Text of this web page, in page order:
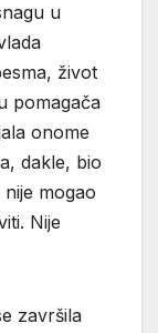
u
život
pomagača
onome
dakle, bio
mogao
Nije
završila